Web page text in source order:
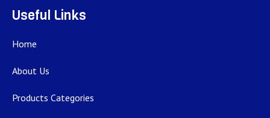
Useful Links
Home
About Us
Products Categories